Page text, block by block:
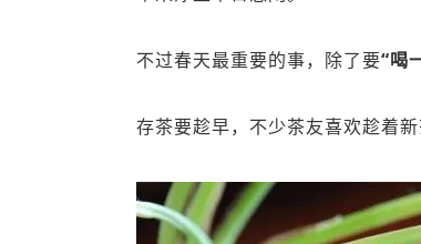
不过春天最重要的事，除了要“喝
存茶要趁早，不少茶友喜欢趁着